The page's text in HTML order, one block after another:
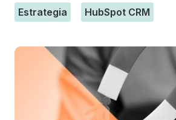
Estrategia HubSpot CRM